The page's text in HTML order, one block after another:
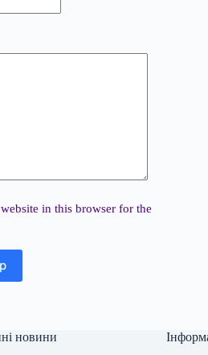
in this browser for the
новини